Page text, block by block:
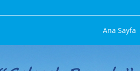
Ana Sayfa